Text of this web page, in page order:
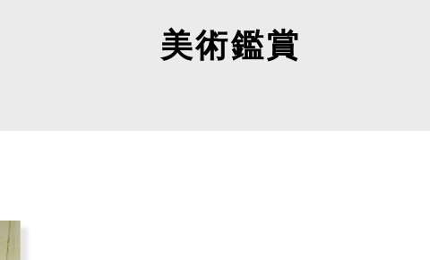
美術鑑賞